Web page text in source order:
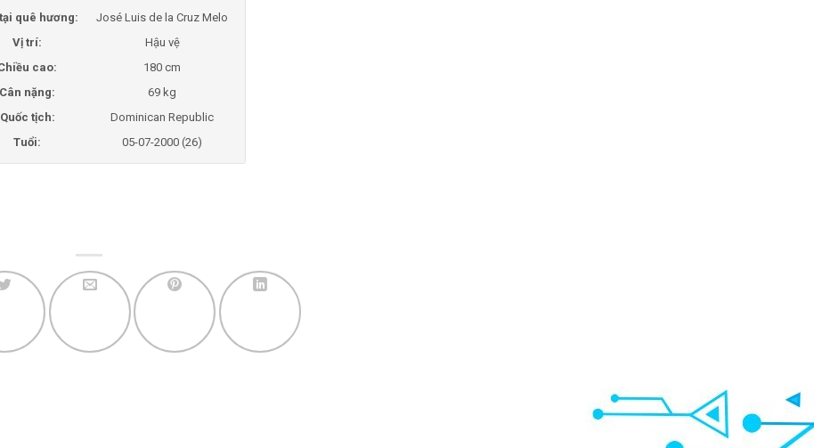
quê hương:
José Luis de la Cruz Melo
Vị trí:
Hậu vệ
cao:
180 cm
Cân nặng:
69 kg
Quốc tịch:
Dominican Republic
Tuổi:
05-07-2000 (26)